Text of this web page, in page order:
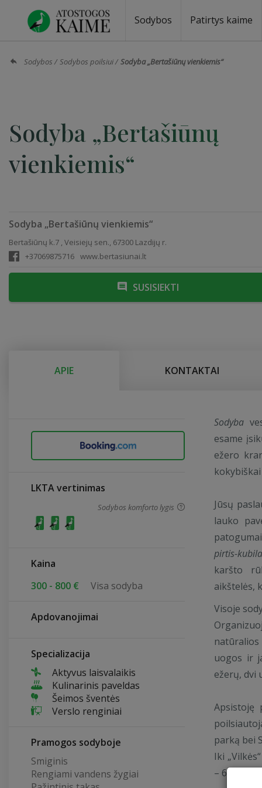
Sodybos Patirtys kaime
Sodybos Sodybos poilsiui Sodyba „Bertašiūnų vienkiemis“
Sodyba „Bertašiūnų
vienkiemis“
Sodyba „Bertašiūnų vienkiemis“
Bertašiūnų k.7 , Veisiejų sen., 67300 Lazdijų r.
+37069875716 www.bertasiunai.lt
SUSISIEKTI
APIE KONTAKTAI
LKTA vertinimas
Sodybos komforto lygis
Kaina
300 - 800 €
Visa sodyba
Apdovanojimai
Specializacija
Aktyvus laisvalaikis
Kulinarinis paveldas
Šeimos šventės
Verslo renginiai
Pramogos sodyboje
Smiginis
Rengiami vandens žygiai
Sodyba
esame
ežero
Jūsų
lauko
pirtis-
karšto
aikštelės,
Visoje
uogos ir
ežerų, dvi
Apsistoję
parką bei
Iki
– 6 km.